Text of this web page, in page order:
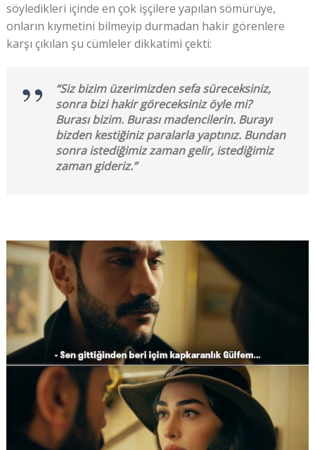
söyledikleri içinde en çok işçilere yapılan sömürüye,
onların kıymetini bilmeyip durmadan hakir görenlere
karşı çıkılan şu cümleler dikkatimi çekti:
“Siz bizim üzerimizden sefa süreceksiniz,
sonra bizi hakir göreceksiniz öyle mi?
Burası bizim. Burası madencilerin. Burayı
bizden kestiğiniz paralarla yaptınız. Bundan
sonra istediğimiz zaman gelir, istediğimiz
zaman gideriz.”